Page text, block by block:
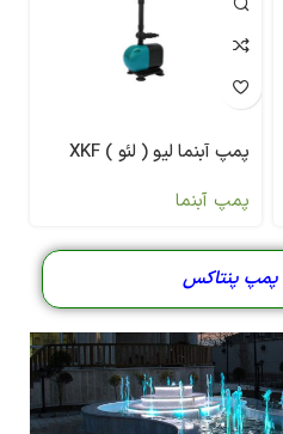
پمپ آبنما لیو ( لئو ) XKF
پمپ آبنما
پنتاکس